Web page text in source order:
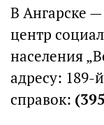
В Ангарске
центр
населения
адресу: 189-
справок: